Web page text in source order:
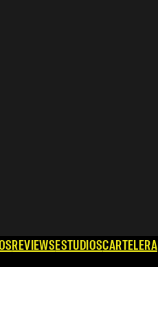
REVIEWSESTUDIOSCARTELERA